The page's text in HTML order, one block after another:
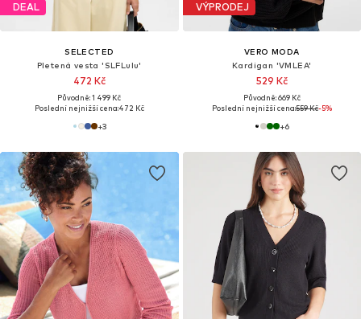
DEAL
SELECTED
Pletená vesta 'SLFLulu'
472 Kč
Původně: 1 499 Kč
Poslední nejnižší cena:472 Kč
+3
VÝPRODEJ
VERO MODA
Kardigan 'VMLEA'
529 Kč
Původně: 669 Kč
Poslední nejnižší cena:559 Kč-5%
+6